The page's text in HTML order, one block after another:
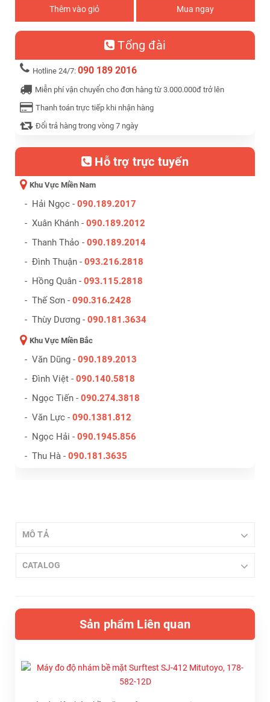
Thêm vào giỏ Mua ngay
Tổng đài
Hotline 24/7: 090 189 2016
Miễn phí vận chuyển cho đơn hàng từ 3.000.000đ trở lên
Thanh toán trực tiếp khi nhận hàng
Đổi trả hàng trong vòng 7 ngày
Hỗ trợ trực tuyến
Khu Vực Miền Nam
- Hải Ngọc - 090.189.2017
- Xuân Khánh - 090.189.2012
- Thanh Thảo - 090.189.2014
- Đình Thuận - 093.216.2818
- Hồng Quân - 093.115.2818
- Thế Sơn - 090.316.2428
- Thùy Dương - 090.181.3634
Khu Vực Miền Bắc
- Văn Dũng - 090.189.2013
- Đình Việt - 090.140.5818
- Ngọc Tiến - 090.274.3818
- Văn Lực - 090.1381.812
- Ngọc Hải - 090.1945.856
- Thu Hà - 090.181.3635
MÔ TẢ
CATALOG
Sản phẩm Liên quan